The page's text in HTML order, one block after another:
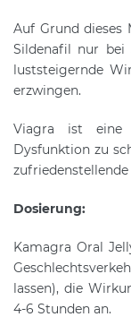
Auf Grund
Sildenafil nur bei
luststeigernde
erzwingen.
Viagra ist eine
Dysfunktion zu
Dosierung:
Kamagra Oral
lassen), die
4-6 Stunden an.